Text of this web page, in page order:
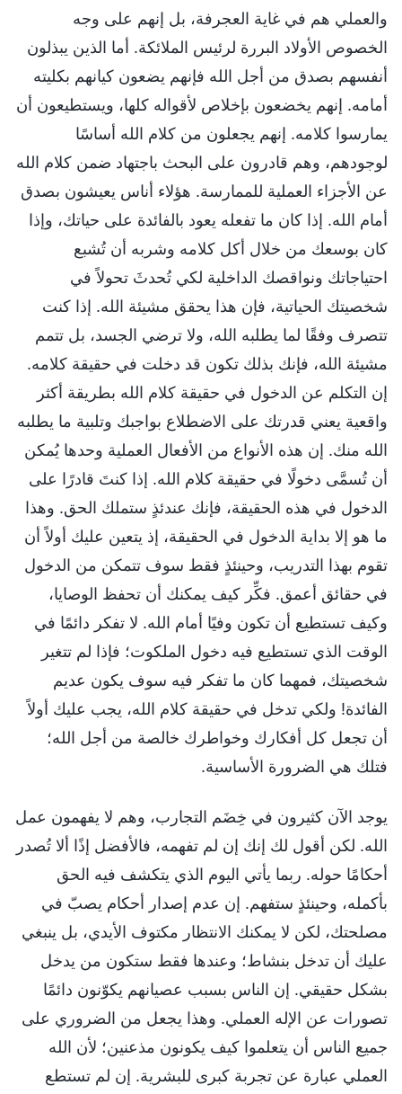
والعملي هم في غاية العجرفة، بل إنهم على وجه
الخصوص الأولاد البررة لرئيس الملائكة. أما الذين يبذلون
أنفسهم بصدق من أجل الله فإنهم يضعون كيانهم بكليته
أمامه. إنهم يخضعون بإخلاص لأقواله كلها، ويستطيعون أن
يمارسوا كلامه. إنهم يجعلون من كلام الله أساسًا
لوجودهم، وهم قادرون على البحث باجتهاد ضمن كلام الله
عن الأجزاء العملية للممارسة. هؤلاء أناس يعيشون بصدق
أمام الله. إذا كان ما تفعله يعود بالفائدة على حياتك، وإذا
كان بوسعك من خلال أكل كلامه وشربه أن تُشبع
احتياجاتك ونواقصك الداخلية لكي تُحدثَ تحولاً في
شخصيتك الحياتية، فإن هذا يحقق مشيئة الله. إذا كنت
تتصرف وفقًا لما يطلبه الله، ولا ترضي الجسد، بل تتمم
مشيئة الله، فإنك بذلك تكون قد دخلت في حقيقة كلامه.
إن التكلم عن الدخول في حقيقة كلام الله بطريقة أكثر
واقعية يعني قدرتك على الاضطلاع بواجبك وتلبية ما يطلبه
الله منك. إن هذه الأنواع من الأفعال العملية وحدها يُمكن
أن تُسمَّى دخولًا في حقيقة كلام الله. إذا كنتَ قادرًا على
الدخول في هذه الحقيقة، فإنك عندئذٍ ستملك الحق. وهذا
ما هو إلا بداية الدخول في الحقيقة، إذ يتعين عليك أولاً أن
تقوم بهذا التدريب، وحينئذٍ فقط سوف تتمكن من الدخول
في حقائق أعمق. فكِّر كيف يمكنك أن تحفظ الوصايا،
وكيف تستطيع أن تكون وفيًا أمام الله. لا تفكر دائمًا في
الوقت الذي تستطيع فيه دخول الملكوت؛ فإذا لم تتغير
شخصيتك، فمهما كان ما تفكر فيه سوف يكون عديم
الفائدة! ولكي تدخل في حقيقة كلام الله، يجب عليك أولاً
أن تجعل كل أفكارك وخواطرك خالصة من أجل الله؛
فتلك هي الضرورة الأساسية.
يوجد الآن كثيرون في خِضَم التجارب، وهم لا يفهمون عمل
الله. لكن أقول لك إنك إن لم تفهمه، فالأفضل إذًا ألا تُصدر
أحكامًا حوله. ربما يأتي اليوم الذي يتكشف فيه الحق
بأكمله، وحينئذٍ ستفهم. إن عدم إصدار أحكام يصبّ في
مصلحتك، لكن لا يمكنك الانتظار مكتوف الأيدي، بل ينبغي
عليك أن تدخل بنشاط؛ وعندها فقط ستكون من يدخل
بشكل حقيقي. إن الناس بسبب عصيانهم يكوّنون دائمًا
تصورات عن الإله العملي. وهذا يجعل من الضروري على
جميع الناس أن يتعلموا كيف يكونون مذعنين؛ لأن الله
العملي عبارة عن تجربة كبرى للبشرية. إن لم تستطع